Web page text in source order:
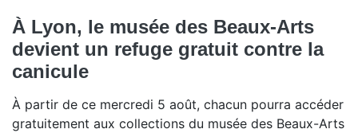
À Lyon, le musée des Beaux-Arts
devient un refuge gratuit contre la
canicule
À partir de ce mercredi 5 août, chacun pourra accéder
gratuitement aux collections du musée des Beaux-Arts